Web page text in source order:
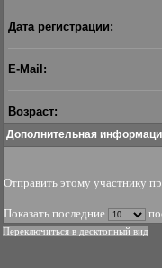
Дата регистрации:
E-Mail:
Возраст:
Дополнительная
Отправить этому участнику
Показать последние
Переключиться в десктопный вид